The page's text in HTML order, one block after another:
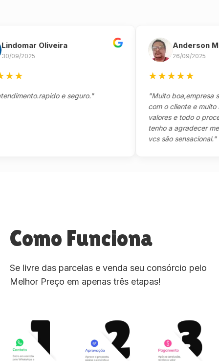
Oliveira
2025
e seguro."
Anderson
26/09/2025
★★★
"Muito boa,empresa séria
com o cliente e muito
valores e todo o processo
tenho a agradecer
vcs são sensacional."
Como Funciona
Se livre das parcelas e venda seu consórcio pelo
Melhor Preço em apenas três etapas!